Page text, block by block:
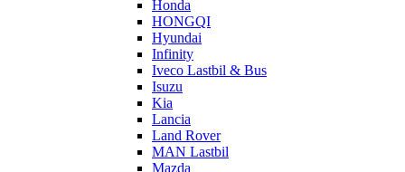
Honda
HONGQI
Hyundai
Infinity
Iveco Lastbil & Bus
Isuzu
Kia
Lancia
Land Rover
MAN Lastbil
Mazda